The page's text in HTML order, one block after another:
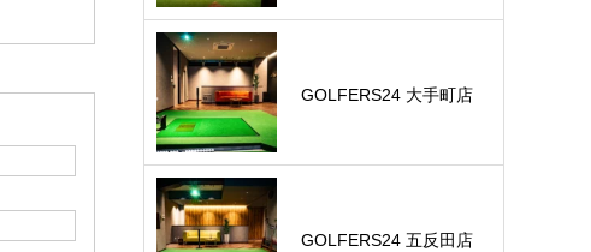
GOLFERS24 大手町店
GOLFERS24 五反田店